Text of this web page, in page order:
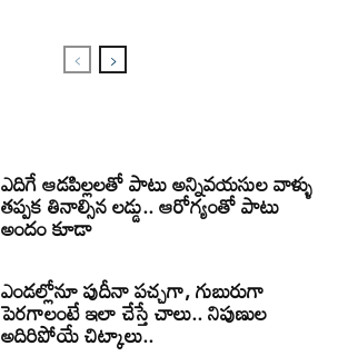
ఎదిగే ఆడపిల్లలతో పాటు అన్నివయసుల వాళ్ళు
తప్పక తినాల్సిన లడ్డు.. ఆరోగ్యంతో పాటు
అందం కూడా
ఎండల్లోనూ పుదీనా పచ్చగా, గుబురుగా
పెరగాలంటే ఇలా చేస్తే చాలు.. నిపుణుల
అదిరిపోయే చిట్కాలు..